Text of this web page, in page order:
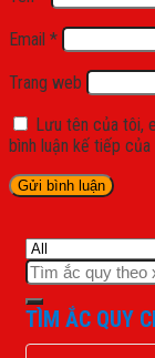
Email *
Trang web
Lưu tên của tôi,
bình luận kế tiếp của
Tìm
kiếm:
TÌM ẮC QUY